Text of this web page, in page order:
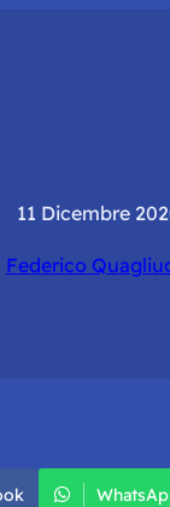
11 Dicembre
Federico